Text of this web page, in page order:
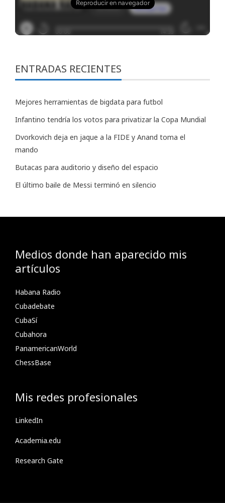
ENTRADAS RECIENTES
Mejores herramientas de bigdata para futbol
Infantino tendría los votos para privatizar la Copa Mundial
Dvorkovich deja en jaque a la FIDE y Anand toma el
mando
Butacas para auditorio y diseño del espacio
El último baile de Messi terminó en silencio
Medios donde han aparecido mis
artículos
Habana Radio
Cubadebate
CubaSí
Cubahora
PanamericanWorld
ChessBase
Mis redes profesionales
LinkedIn
Academia.edu
Research Gate